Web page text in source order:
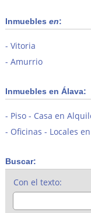
Inmuebles en:
Vitoria
Amurrio
Inmuebles en Álava:
Piso - Casa en
Oficinas - Locales
Buscar:
Con el texto: